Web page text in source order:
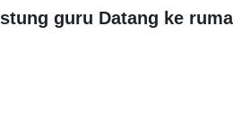
guru Datang ke